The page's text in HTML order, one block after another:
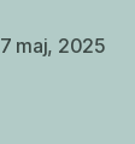
maj, 2025